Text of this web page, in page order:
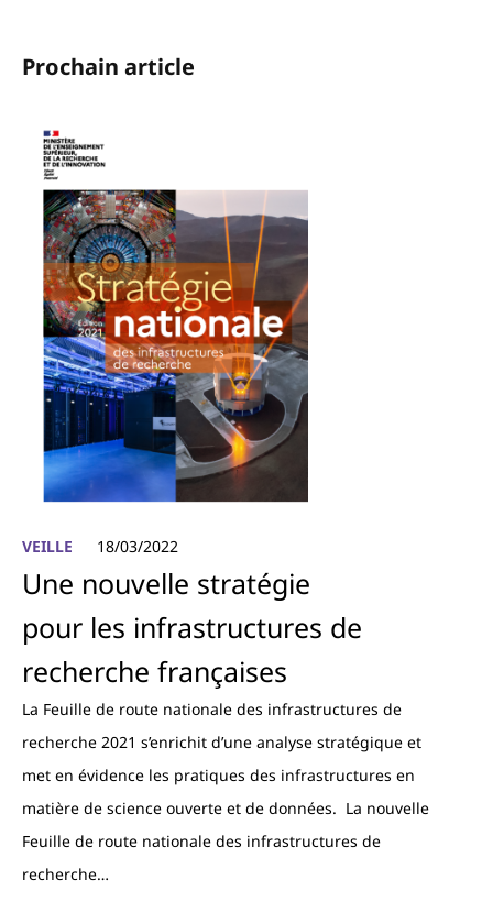
Prochain article
VEILLE 18/03/2022
Une nouvelle stratégie
pour les infrastructures de
recherche françaises
La Feuille de route nationale des infrastructures de
recherche 2021 s’enrichit d’une analyse stratégique et
met en évidence les pratiques des infrastructures en
matière de science ouverte et de données. La nouvelle
Feuille de route nationale des infrastructures de
recherche…